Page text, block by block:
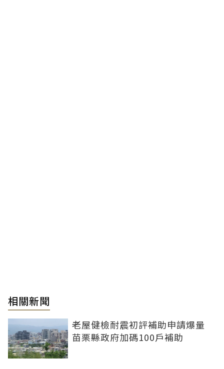
相關新聞
老屋健檢耐震初評補助申請爆量
苗栗縣政府加碼100戶補助